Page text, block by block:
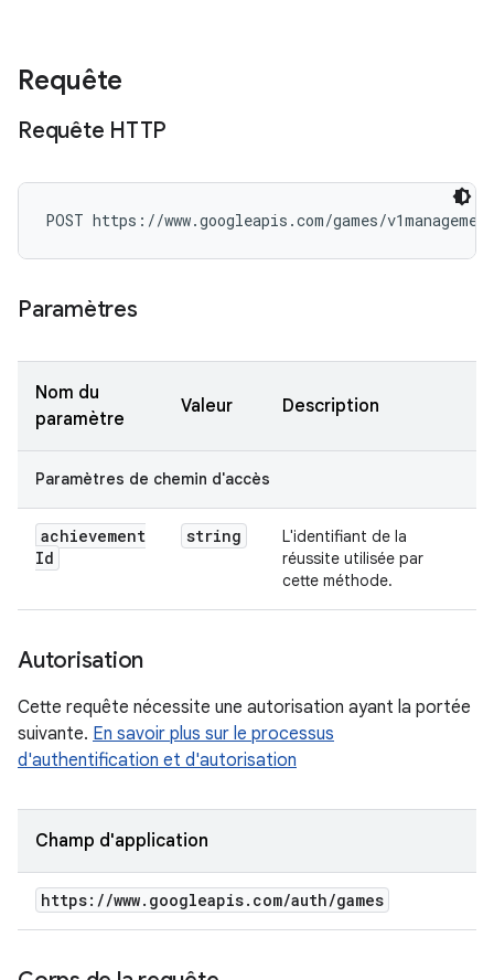
Requête
Requête HTTP
POST https://www.googleapis.com/games/
Paramètres
Nom du
paramètre
Valeur Description
Paramètres de chemin d'accès
achievement
Id
string
L'identifiant de la
réussite utilisée par
cette méthode.
Autorisation
Cette requête nécessite une autorisation ayant la portée
suivante. En savoir plus sur le processus
d'authentification et d'autorisation
Champ d'application
https: //www. googleapis. com/auth/games